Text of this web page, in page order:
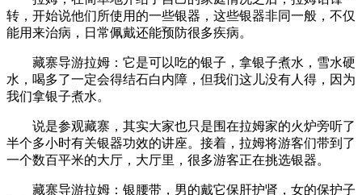
转，开始说他们所使用的一些银器，这些银器非同一般，不仅
能用来治病，日常佩戴还能预防很多疾病。
藏寨导游拉姆：它是可以吃的银子，拿银子煮水，雪水硬
水，喝多了一定会得结石白内障，但我们这儿没有人得，因为
我们拿银子煮水。
说是参观藏寨，其实大家也只是围在拉姆家的火炉旁听了
半个多小时有关银器功效的讲座。接着，拉姆将游客们带到了
一个数百平米的大厅，大厅里，很多游客正在挑选银器。
藏寨导游拉姆：银腰带，男的戴它保肝护肾，女的保护子